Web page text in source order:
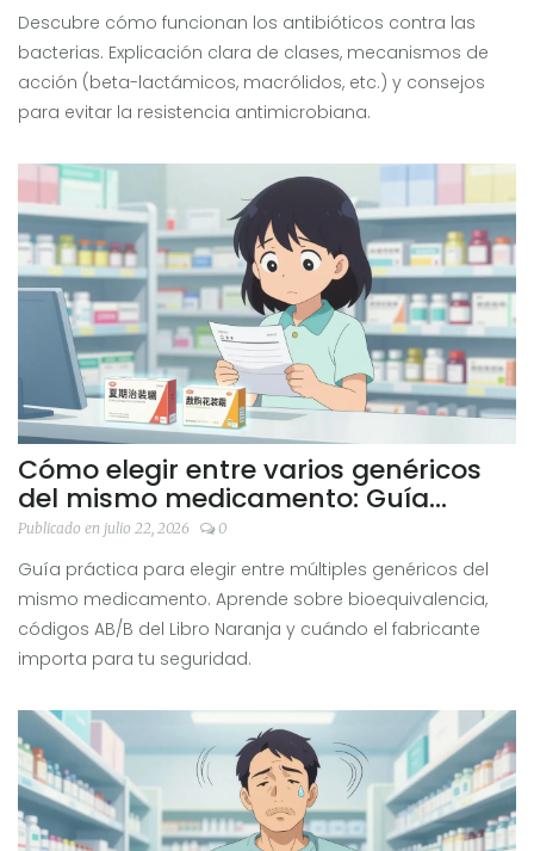
Descubre cómo funcionan los antibióticos contra las
bacterias. Explicación clara de clases, mecanismos de
acción (beta-lactámicos, macrólidos, etc.) y consejos
para evitar la resistencia antimicrobiana.
Cómo elegir entre varios genéricos
del mismo medicamento: Guía
práctica de bioequivalencia y
seguridad
Publicado en julio 22, 2026 0
Guía práctica para elegir entre múltiples genéricos del
mismo medicamento. Aprende sobre bioequivalencia,
códigos AB/B del Libro Naranja y cuándo el fabricante
importa para tu seguridad.